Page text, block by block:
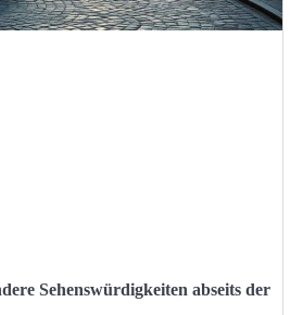
Sehenswürdigkeiten abseits der